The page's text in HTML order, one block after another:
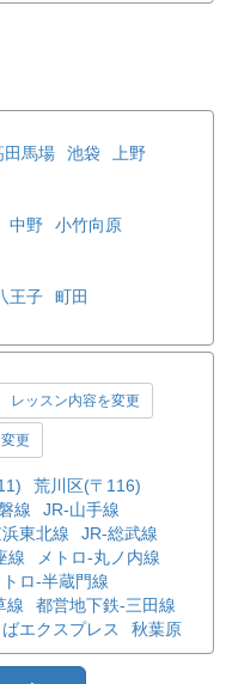
田馬場 池袋
上野
中野
小竹向原
王子
町田
レッスン内容を変更
更
荒川区(〒116)
線
JR-山手線
東北線
JR-総武線
線
メトロ-丸ノ内線
トロ-半蔵門線
線
都営地下鉄-三田線
エクスプレス 秋葉原